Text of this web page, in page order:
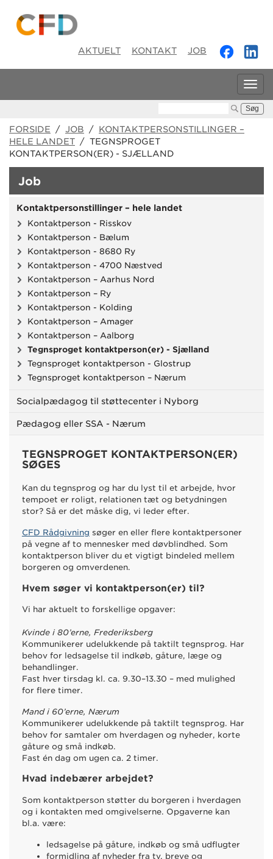
AKTUELT KONTAKT JOB
FORSIDE / JOB / KONTAKTPERSONSTILLINGER –
HELE LANDET / TEGNSPROGET
KONTAKTPERSON(ER) - SJÆLLAND
Job
Kontaktpersonstillinger – hele landet
Kontaktperson - Risskov
Kontaktperson - Bælum
Kontaktperson - 8680 Ry
Kontaktperson - 4700 Næstved
Kontaktperson – Aarhus Nord
Kontaktperson – Ry
Kontaktperson - Kolding
Kontaktperson – Amager
Kontaktperson – Aalborg
Tegnsproget kontaktperson(er) - Sjælland
Tegnsproget kontaktperson - Glostrup
Tegnsproget kontaktperson – Nærum
Socialpædagog til støttecenter i Nyborg
Pædagog eller SSA - Nærum
TEGNSPROGET KONTAKTPERSON(ER)
SØGES
Kan du tegnsprog og har du lyst til et arbejde, hvor
tempoet er roligt, relationen tæt og betydningen
stor? Så er det måske dig, vi leder efter.
CFD Rådgivning søger en eller flere kontaktpersoner
på vegne af to mennesker med døvblindhed. Som
kontaktperson bliver du et vigtigt bindeled mellem
borgeren og omverdenen.
Hvem søger vi kontaktperson(er) til?
Vi har aktuelt to forskellige opgaver:
Kvinde i 80’erne, Frederiksberg
Kommunikerer udelukkende på taktilt tegnsprog. Har
behov for ledsagelse til indkøb, gåture, læge og
behandlinger.
Fast hver tirsdag kl. ca. 9.30–13.30 – med mulighed
for flere timer.
Mand i 60’erne, Nærum
Kommunikerer udelukkende på taktilt tegnsprog. Har
behov for samtaler om hverdagen og nyheder, korte
gåture og små indkøb.
Fast én dag om ugen ca. 2 timer.
Hvad indebærer arbejdet?
Som kontaktperson støtter du borgeren i hverdagen
og i kontakten med omgivelserne. Opgaverne kan
bl.a. være:
ledsagelse på gåture, indkøb og små udflugter
formidling af nyheder fra tv, breve og